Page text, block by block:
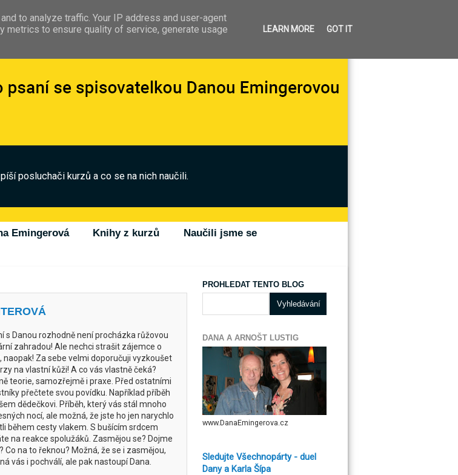
posluchači kurzů a co se na nich naučili.
Emingerová Knihy z kurzů
Naučili jsme se
s Danou rozhodně není procházka růžovou
zahradou! Ale nechci strašit zájemce o
naopak! Za sebe velmi doporučuji vyzkoušet
na vlastní kůži! A co vás vlastně čeká?
teorie, samozřejmě i praxe. Před ostatními
přečtete svou povídku. Například příběh
dědečkovi. Příběh, který vás stál mnoho
nocí, ale možná, že jste ho jen narychlo
během cesty vlakem. S bušícím srdcem
na reakce spolužáků. Zasmějou se? Dojme
Co na to řeknou? Možná, že se i zasmějou,
vás i pochválí, ale pak nastoupí Dana.
PROHLEDAT TENTO BLOG
DANA A ARNOŠT LUSTIG
www.DanaEmingerova.cz
Sledujte Všechnopárty - duel
Dany a Karla Šípa
to analyze traffic. Your IP address and user-agent
metrics to ensure quality of service, generate usage
LEARN MORE GOT IT